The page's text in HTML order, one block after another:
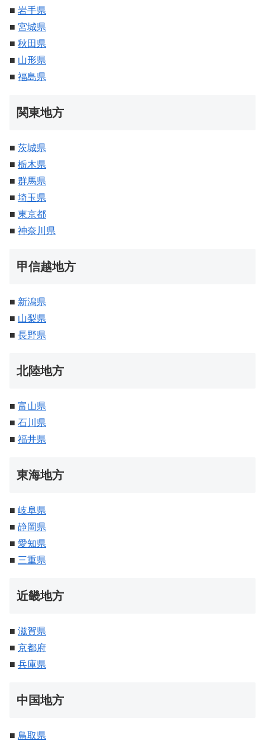
■ 岩手県
■ 宮城県
■ 秋田県
■ 山形県
■ 福島県
関東地方
■ 茨城県
■ 栃木県
■ 群馬県
■ 埼玉県
■ 東京都
■ 神奈川県
甲信越地方
■ 新潟県
■ 山梨県
■ 長野県
北陸地方
■ 富山県
■ 石川県
■ 福井県
東海地方
■ 岐阜県
■ 静岡県
■ 愛知県
■ 三重県
近畿地方
■ 滋賀県
■ 京都府
■ 兵庫県
中国地方
■ 鳥取県